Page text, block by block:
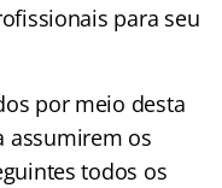
para seu
por meio desta
assumirem os
todos os